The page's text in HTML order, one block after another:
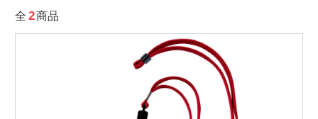
全 2商品